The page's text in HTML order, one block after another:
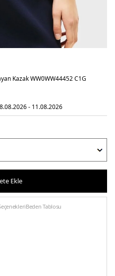
Kazak WW0WW44452 C1G
- 11.08.2026
Ekle
Beden Tablosu